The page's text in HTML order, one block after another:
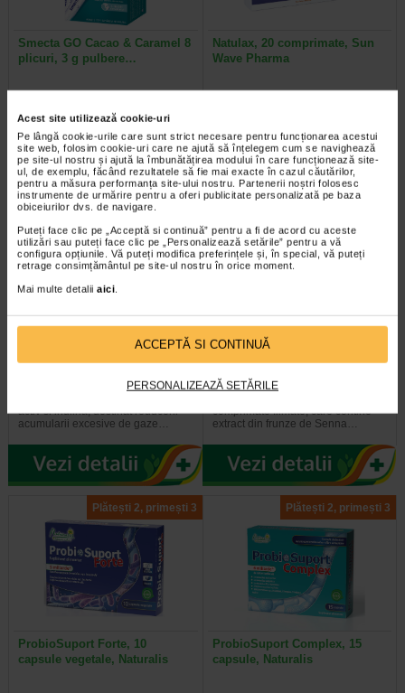
Acest site utilizează cookie-uri
Pe lângă cookie-urile care sunt strict necesare pentru funcționarea acestui
site web, folosim cookie-uri care ne ajută să înțelegem cum se navighează
pe site-ul nostru și ajută la îmbunătățirea modului în care funcționează site-
ul, de exemplu, făcând rezultatele să fie mai exacte în cazul căutărilor,
pentru a măsura performanța site-ului nostru. Partenerii noștri folosesc
instrumente de urmărire pentru a oferi publicitate personalizată pe baza
obiceiurilor dvs. de navigare.
Puteți face clic pe „Acceptă si continuă” pentru a fi de acord cu aceste
utilizări sau puteți face clic pe „Personalizează setările” pentru a vă
configura opțiunile. Vă puteți modifica preferințele și, în special, vă puteți
retrage consimțământul pe site-ul nostru în orice moment.
Mai multe detalii aici.
ACCEPTĂ SI CONTINUĂ
PERSONALIZEAZĂ SETĂRILE
Smecta GO Cacao & Caramel 8
plicuri, 3 g pulbere…
medical, o suspensie gata de
utilizare, disponibila intr-un plic…
Natulax, 20 comprimate, Sun
Wave Pharma
-25,48%
Zimez carbune, 5 plicuri, Sun
Wave Pharma
activ si inulina, destinat reducerii
acumularii excesive de gaze…
LaxaNatur N, 20 comprimate
comprimate filmate, care contine
extract din frunze de Senna…
Plătești 2, primești 3
ProbioSuport Forte, 10
capsule vegetale, Naturalis
Plătești 2, primești 3
ProbioSuport Complex, 15
capsule, Naturalis